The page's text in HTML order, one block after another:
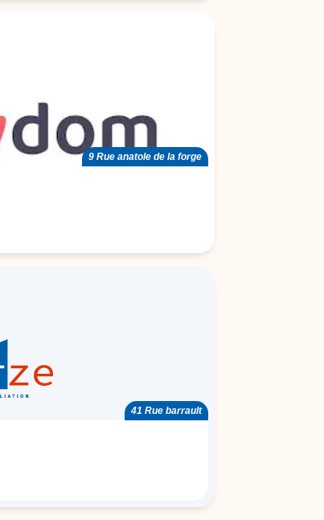
9 Rue anatole de la forge
41 Rue barrault